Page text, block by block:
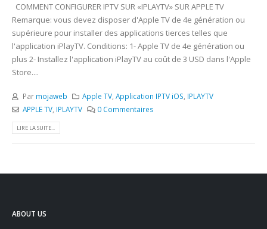
COMMENT CONFIGURER IPTV SUR «IPLAYTV» SUR APPLE TV
Remarque: vous devez disposer d'Apple TV de 4e génération ou
supérieure pour installer des applications tierces telles que
l'application iPlayTV. Conditions: 1- Apple TV de 4e génération ou
plus 2- Installez l'application iPlayTV au coût de 3 USD dans l'Apple
Store....
Par mojaweb Apple TV ,Application IPTV iOS IPLAYTV
APPLE TV, IPLAYTV 0 Commentaires
LIRE LA SUITE...
ABOUT US